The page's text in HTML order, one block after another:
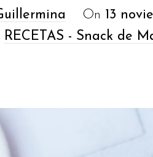
On 13
RECETAS - Snack de